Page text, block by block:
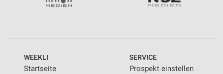
WEEKLI
Startseite
SERVICE
Prospekt einstellen
personalisierter Werbung
personalisierter Inhalte